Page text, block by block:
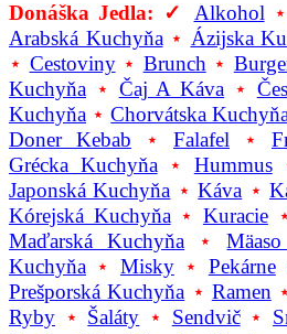
Donáška Jedla: ✓ Alkohol ⋆
Arabská Kuchyňa⋆ Ázijska
⋆ Cestoviny⋆ Brunch ⋆
Kuchyňa ⋆ Čaj A Káva ⋆
Kuchyňa ⋆Chorvátska
Doner Kebab ⋆ Falafel ⋆
Grécka Kuchyňa⋆ Hummus
Japonská Kuchyňa ⋆Káva ⋆
Kórejská Kuchyňa⋆ Kuracie
Maďarská Kuchyňa ⋆
Kuchyňa ⋆ Misky⋆ Pekárne
Prešporská Kuchyňa ⋆ Ramen
Ryby ⋆ Šaláty ⋆ Sendvič⋆